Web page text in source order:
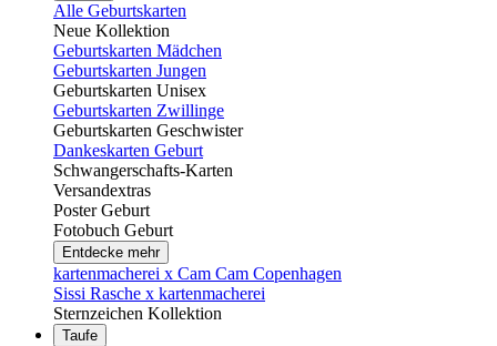
Alle Geburtskarten
Neue Kollektion
Geburtskarten Mädchen
Geburtskarten Jungen
Geburtskarten Unisex
Geburtskarten Zwillinge
Geburtskarten Geschwister
Dankeskarten Geburt
Schwangerschafts-Karten
Versandextras
Poster Geburt
Fotobuch Geburt
Entdecke mehr
kartenmacherei x Cam Cam Copenhagen
Sissi Rasche x kartenmacherei
Sternzeichen Kollektion
Taufe